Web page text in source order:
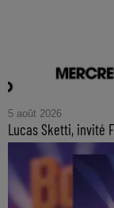
5 août 2026
Lucas Sketti, invité